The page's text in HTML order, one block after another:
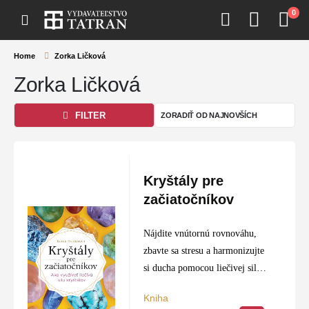
0
Home Zorka Ličková
Zorka Ličková
FILTER
Kryštály pre
začiatočníkov
Nájdite vnútornú rovnováhu,
zbavte sa stresu a harmonizujte
si ducha pomocou liečivej sily
farebných fotografií vám
Kniha